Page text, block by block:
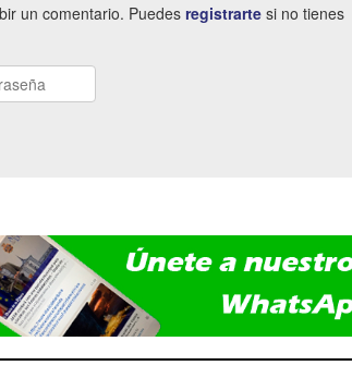
un comentario. Puedes registrarte si no tienes